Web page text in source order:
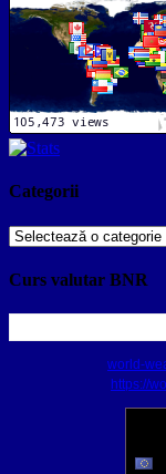
Categorii
Categorii
Curs valutar BNR
world-
https://